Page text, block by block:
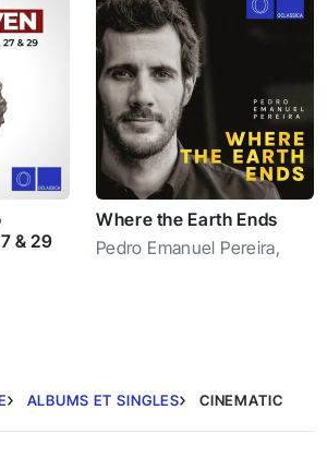
& 29
Where the Earth Ends
Pedro Emanuel Pereira,
ALBUMS ET SINGLES CINEMATIC